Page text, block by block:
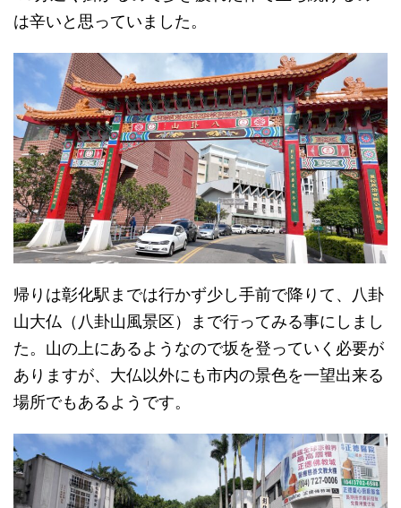
は辛いと思っていました。
帰りは彰化駅までは行かず少し手前で降りて、八卦
山大仏（八卦山風景区）まで行ってみる事にしまし
た。山の上にあるようなので坂を登っていく必要が
ありますが、大仏以外にも市内の景色を一望出来る
場所でもあるようです。